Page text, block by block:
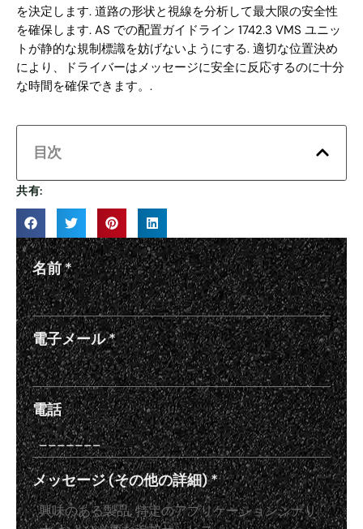
を決定します. 道路の形状と視線を分析して最大限の安全性
を確保します. AS での配置ガイドライン 1742.3 VMS ユニッ
トが静的な規制標識を妨げないようにする. 適切な位置決め
により、ドライバーはメッセージに安全に反応するのに十分
な時間を確保できます。.
目次
共有:
名前*
電子メール*
電話
メッセージ (その他の詳細)*